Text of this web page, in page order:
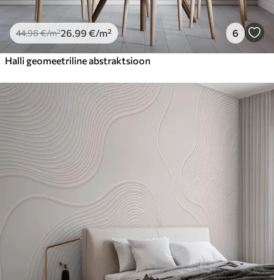
44.98€/m²26.99 €/m² 6
Halli geomeetriline abstraktsioon